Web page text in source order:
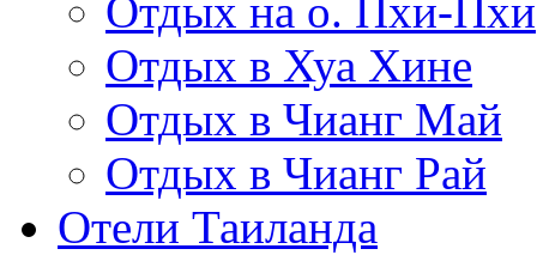
Отдых на о. Пхи-Пхи
Отдых в Хуа Хине
Отдых в Чианг Май
Отдых в Чианг Рай
Отели Таиланда